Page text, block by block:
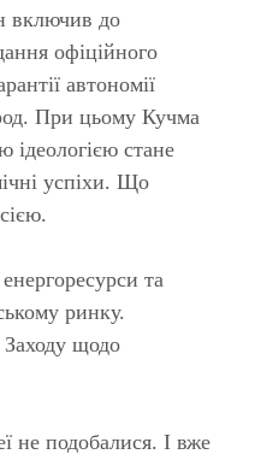
включив до
офіційного
автономії
При цьому Кучма
стане
успіхи. Що
та
ринку.
щодо
не подобалися. І вже